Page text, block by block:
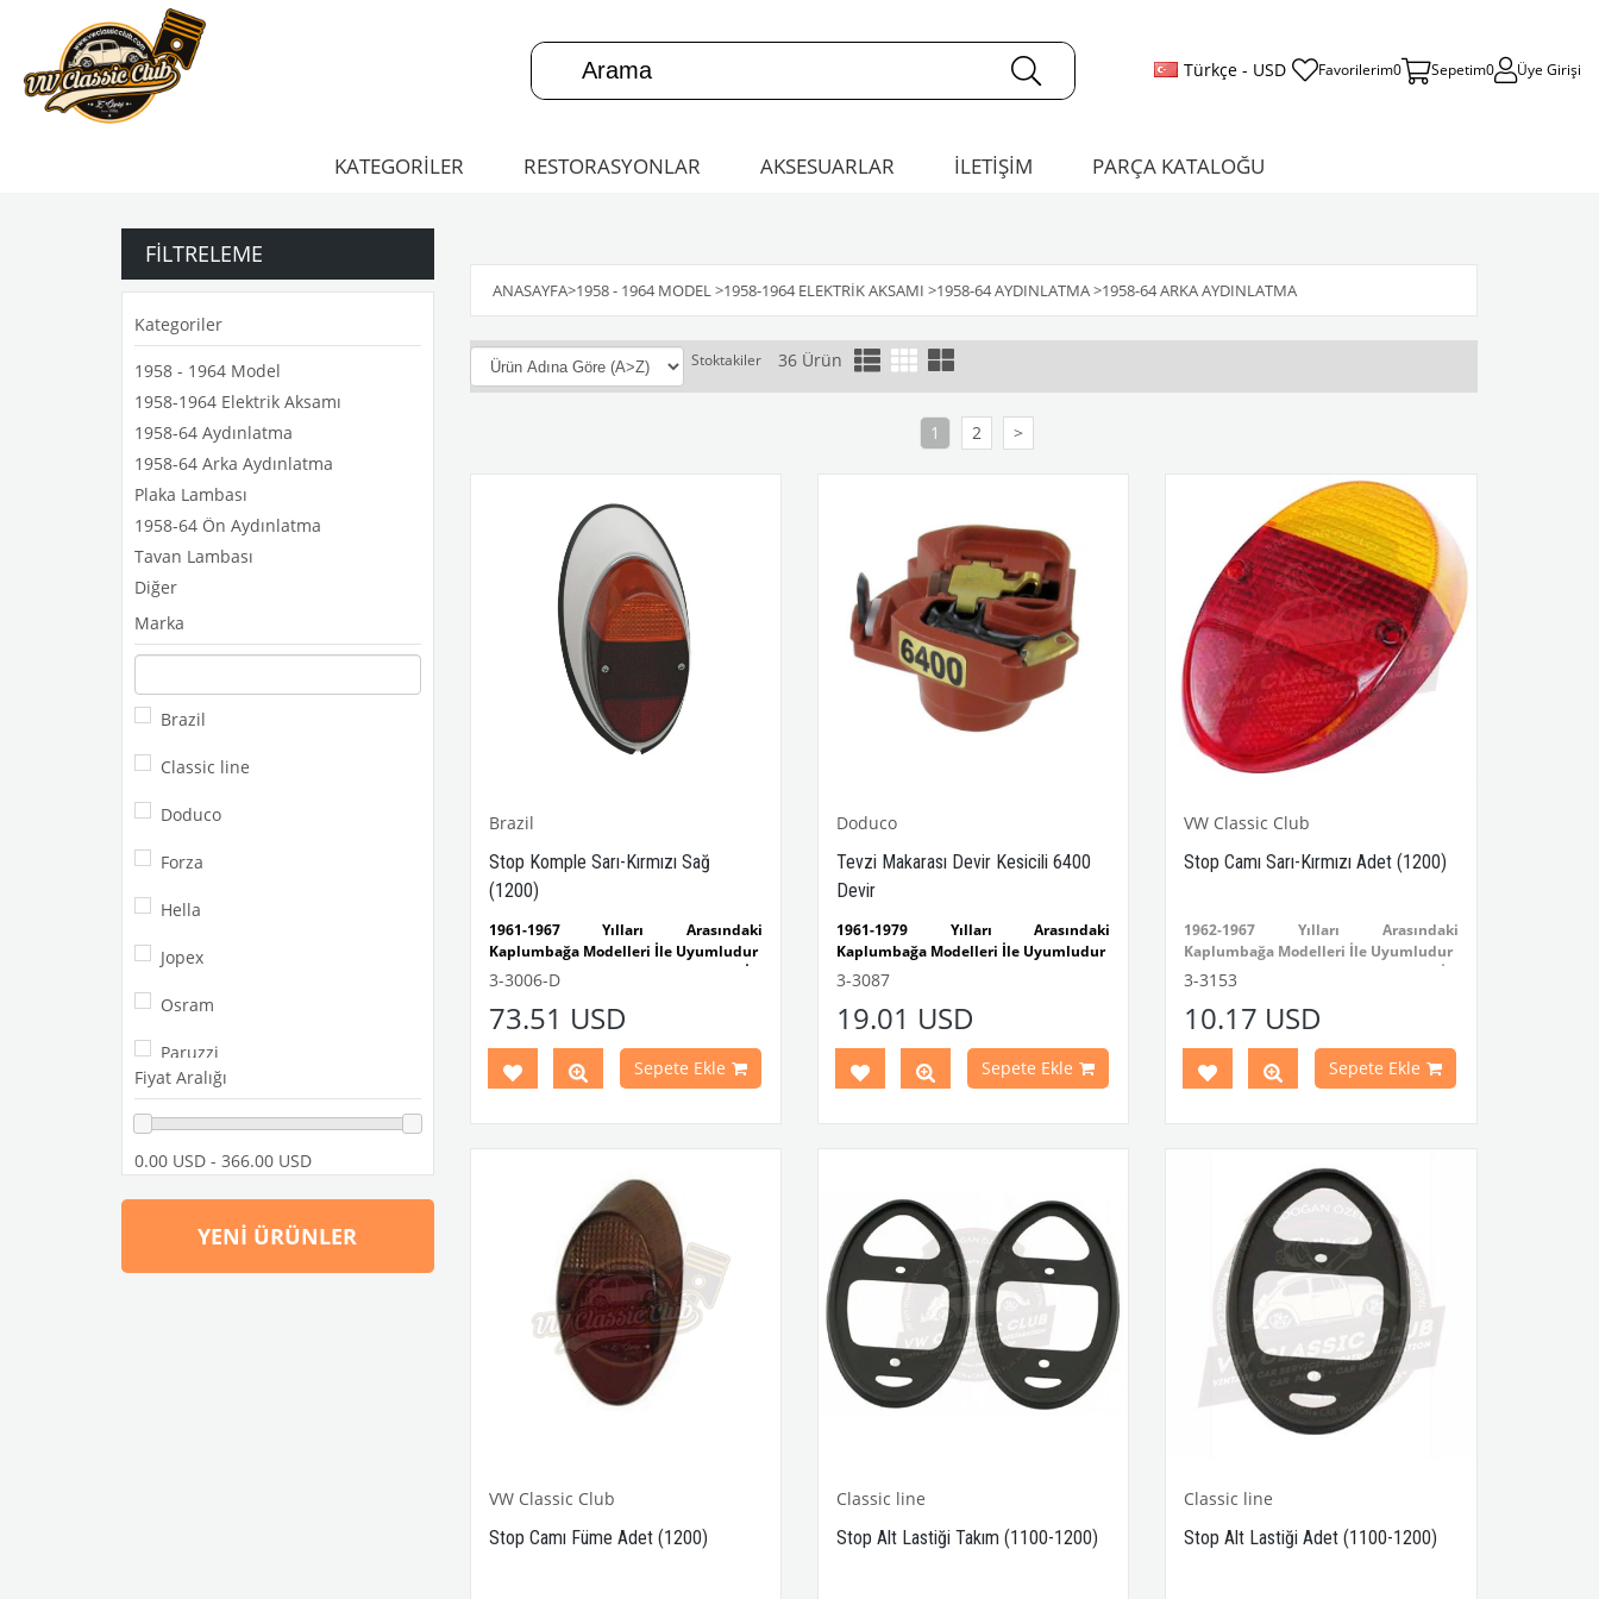
Türkçe - USD Favorilerim0 Sepetim0 Üye Girişi
KATEGORİLER RESTORASYONLAR AKSESUARLAR İLETİŞİM PARÇA KATALOĞU
FILTRELEME
Kategoriler
1958 - 1964 Model
1958-1964 Elektrik Aksamı
1958-64 Aydınlatma
1958-64 Arka Aydınlatma
Plaka Lambası
1958-64 Ön Aydınlatma
Tavan Lambası
Diğer
Marka
Brazil
Classic line
Doduco
Forza
Hella
Jopex
Osram
Paruzzi
United Pacific
Fiyat Aralığı
0.00 USD - 366.00 USD
YENI ÜRÜNLER
ANASAYFA>1958 - 1964 MODEL>1958-1964 ELEKTRIK AKSAMI >1958-64 AYDINLATMA>1958-64 ARKA AYDINLATMA
Stoktakiler 36 Ürün
1 2 >
Brazil
Stop Komple Sarı-Kırmızı Sağ
(1200)
1961-1967 Yılları Arasındaki
Kaplumbağa Modelleri İle Uyumludur
1200 Kaplumbağa Modelleri İle
: 111945096M
3-3006-D
73.51 USD
Sepete Ekle
Doduco
Tevzi Makarası Devir Kesicili 6400
Devir
1961-1979 Yılları Arasındaki
Kaplumbağa Modelleri İle Uyumludur
1200-1300-1302-1303 Kaplumbağa
1960-1967 Yılları Arasındaki T1
1968-1979 Yılları Arasındaki T2
Modelleri İle Uyumludur
3-3087
19.01 USD
Sepete Ekle
VW Classic Club
Stop Camı Sarı-Kırmızı Adet (1200)
1962-1967 Yılları Arasındaki
Kaplumbağa Modelleri İle Uyumludur
1200 Kaplumbağa Modelleri İle
111945241K
3-3153
10.17 USD
Sepete Ekle
VW Classic Club
Stop Camı Füme Adet (1200)
Classic line
Stop Alt Lastiği Takım (1100-1200)
Classic line
Stop Alt Lastiği Adet (1100-1200)